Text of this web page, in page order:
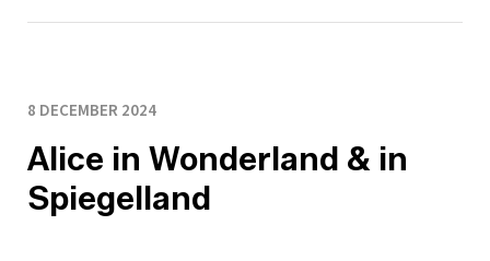
8 DECEMBER 2024
Alice in Wonderland & in
Spiegelland